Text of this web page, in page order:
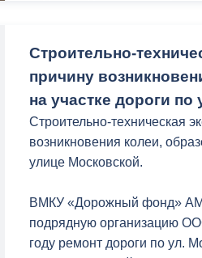
Строительно-
причину
на участке дороги
Строительно-техническая
возникновения колеи,
улице Московской.
ВМКУ «Дорожный фонд»
подрядную организацию
году ремонт дороги по ул.